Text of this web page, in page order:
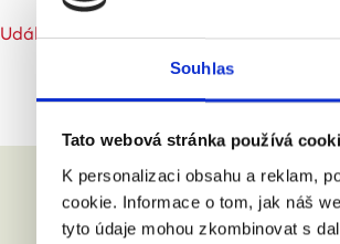
Souhlas
Tato webová stránka používá
K personalizaci obsahu a reklam,
cookie. Informace o tom, jak náš
tyto údaje mohou zkombinovat s
Událost na facebooku